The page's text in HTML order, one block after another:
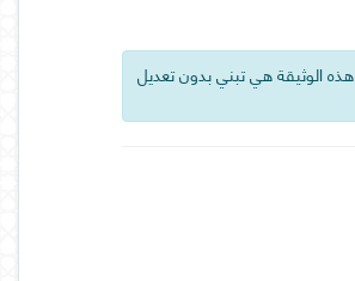
هذه الوثيقة هي تبني بدون تعديل